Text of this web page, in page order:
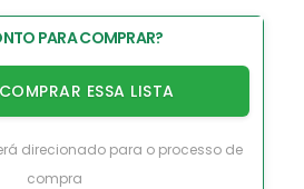
PARA COMPRAR?
ESSA LISTA
direcionado para o processo de
compra